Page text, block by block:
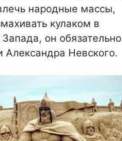
народные массы,
кулаком в
он обязательно
Александра Невского.